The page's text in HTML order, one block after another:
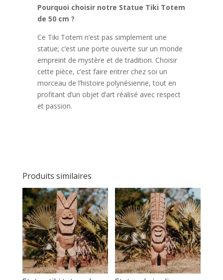
Pourquoi choisir notre Statue Tiki Totem
de 50 cm ?
Ce Tiki Totem n’est pas simplement une
statue; c’est une porte ouverte sur un monde
empreint de mystère et de tradition. Choisir
cette pièce, c’est faire entrer chez soi un
morceau de l’histoire polynésienne, tout en
profitant d’un objet d’art réalisé avec respect
et passion.
Produits similaires